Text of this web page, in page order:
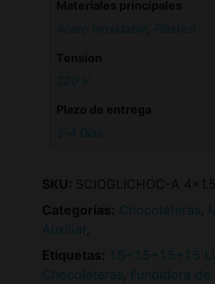
Acero Inoxidable Plástico
220 V
3-4 Días
SKU: SCIOGLICHOC-A
Categorías: Chocolateras,
Auxiliar ,
Etiquetas: 1.5+1.5+1.5+1.5
Chocolateras, Fundidora